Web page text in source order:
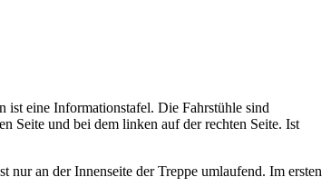
ist eine Informationstafel. Die Fahrstühle sind
Seite und bei dem linken auf der rechten Seite. Ist
nur an der Innenseite der Treppe umlaufend. Im ersten